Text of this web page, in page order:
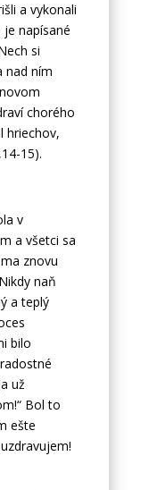
a vykonali
napísané
si
nad ním
chorého
hriechov,
15).
v
a všetci sa
znovu
naň
a teplý
bilo
už
Bol to
ešte